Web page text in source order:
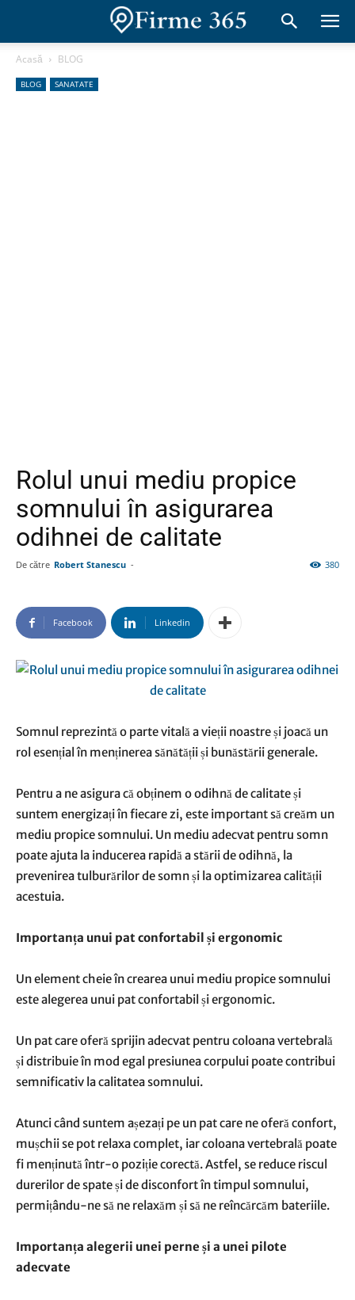
Acasă BLOG
BLOG SANATATE
Rolul unui mediu propice
somnului în asigurarea
odihnei de calitate
De către Robert Stanescu - 380
Facebook Linkedin
Somnul reprezintă o parte vitală a vieții noastre și joacă un
rol esențial în menținerea sănătății și bunăstării generale.
Pentru a ne asigura că obținem o odihnă de calitate și
suntem energizați în fiecare zi, este important să creăm un
mediu propice somnului. Un mediu adecvat pentru somn
poate ajuta la inducerea rapidă a stării de odihnă, la
prevenirea tulburărilor de somn și la optimizarea calității
acestuia.
Importanța unui pat confortabil și ergonomic
Un element cheie în crearea unui mediu propice somnului
este alegerea unui pat confortabil și ergonomic.
Un pat care oferă sprijin adecvat pentru coloana vertebrală
și distribuie în mod egal presiunea corpului poate contribui
semnificativ la calitatea somnului.
Atunci când suntem așezați pe un pat care ne oferă confort,
mușchii se pot relaxa complet, iar coloana vertebrală poate
fi menținută într-o poziție corectă. Astfel, se reduce riscul
durerilor de spate și de disconfort în timpul somnului,
permițându-ne să ne relaxăm și să ne reîncărcăm bateriile.
Importanța alegerii unei perne și a unei pilote
adecvate